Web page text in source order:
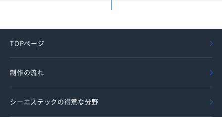
TOPページ
制作の流れ
シーエステックの得意な分野